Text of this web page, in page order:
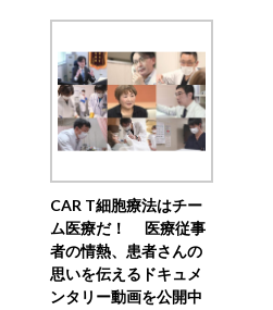
CAR T細胞療法はチー
ム医療だ！ 医療従事
者の情熱、患者さんの
思いを伝えるドキュメ
ンタリー動画を公開中